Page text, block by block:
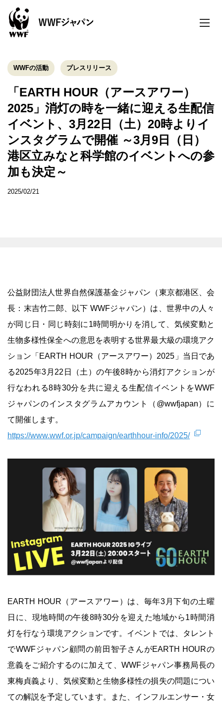
toggle
WWFの活動 プレスリリース
「EARTH HOUR（アースアワー）
2025」消灯の時を一緒に迎える生配信
イベント、3月22日（土）20時よりイ
ンスタグラムで開催 ～3月9日（日）
港区立みなと科学館のイベントへの参
加も決定～
2025/02/21
公益財団法人世界自然保護基金ジャパン（東京都港区、会
長：末吉竹二郎、以下 WWFジャパン）は、世界中の人々
が同じ日・同じ時刻に1時間明かりを消して、気候変動と
生物多様性保全への意思を表明する世界最大級の環境アク
ション「EARTH HOUR（アースアワー）2025」当日であ
る2025年3月22日（土）の午後8時から消灯アクションが
行なわれる8時30分を共に迎える生配信イベントをWWF
ジャパンのインスタグラムアカウント（@wwfjapan）に
て開催します。
https://www.wwf.or.jp/campaign/earthhour-info/2025/
EARTH HOUR（アースアワー）は、毎年3月下旬の土曜
日に、現地時間の午後8時30分を迎えた地域から1時間消
灯を行なう環境アクションです。イベントでは、タレント
でWWFジャパン顧問の前田智子さんがEARTH HOURの
意義をご紹介するのに加えて、WWFジャパン事務局長の
東梅貞義より、気候変動と生物多様性の損失の問題につい
ての解説を予定しています。また、インフルエンサー・女